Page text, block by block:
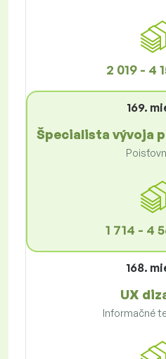
2 019 - 4
169.
Špecialista vývoja
1 714 - 4
168.
UX
Informačné